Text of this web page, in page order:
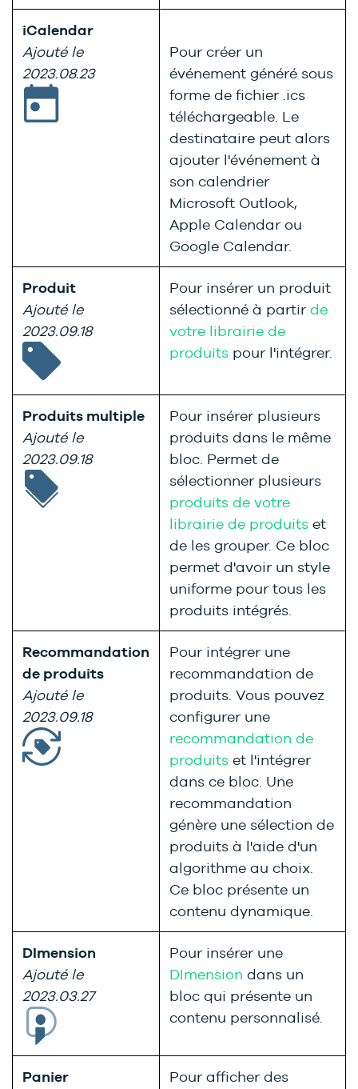
iCalendar
Ajouté le
2023.08.23
Pour créer un
événement généré sous
forme de fichier .ics
téléchargeable. Le
destinataire peut alors
ajouter l'événement à
son calendrier
Microsoft Outlook,
Apple Calendar ou
Google Calendar.
Produit
Ajouté le
2023.09.18
Pour insérer un produit
sélectionné à partirde
votre librairie de
produits pour l'intégrer.
Produits multiple
Ajouté le
2023.09.18
Pour insérer plusieurs
produits dans le même
bloc. Permet de
sélectionner plusieurs
produits de votre
librairie de produits et
de les grouper. Ce bloc
permet d'avoir un style
uniforme pour tous les
produits intégrés.
Recommandation
de produits
Ajouté le
2023.09.18
Pour intégrer une
recommandation de
produits. Vous pouvez
configurer une
recommandation de
produits et l'intégrer
dans ce bloc. Une
recommandation
génère une sélection de
produits à l'aide d'un
algorithme au choix.
Ce bloc présente un
contenu dynamique.
DImension
Ajouté le
2023.03.27
Pour insérer une
DImension dans un
bloc qui présente un
contenu personnalisé.
Panier
Pour afficher des